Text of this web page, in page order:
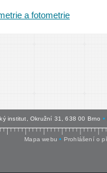
a fotometrie
institut, Okružní 31, 638 00 Brno •
Mapa webu • Prohlášení o